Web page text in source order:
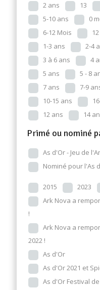
2 ans 13
5-10 ans
0
6-12 Mois
1-3 ans
2-4
3 à 6 ans
4
5 ans
5 - 8
7 ans
7-9
10-15 ans
12 ans
14
Primé ou nominé
As d'Or - Jeu de
Nominé pour l'As
2015 2023
Ark Nova a
!
Ark Nova a
2022 !
As d'Or
As d'Or 2021 et
As d'Or Festival